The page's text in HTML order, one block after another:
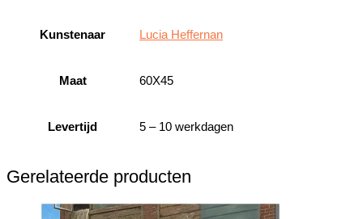
Kunstenaar Lucia Heffernan
Maat 60X45
Levertijd 5 – 10 werkdagen
Gerelateerde producten